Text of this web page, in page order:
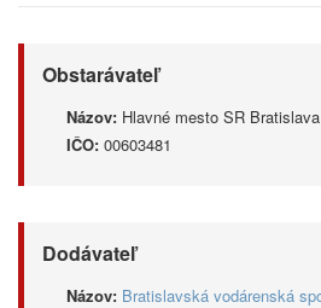
Obstarávateľ
Názov: Hlavné mesto SR Bratislava
IČO: 00603481
Dodávateľ
Názov: Bratislavská vodárenská